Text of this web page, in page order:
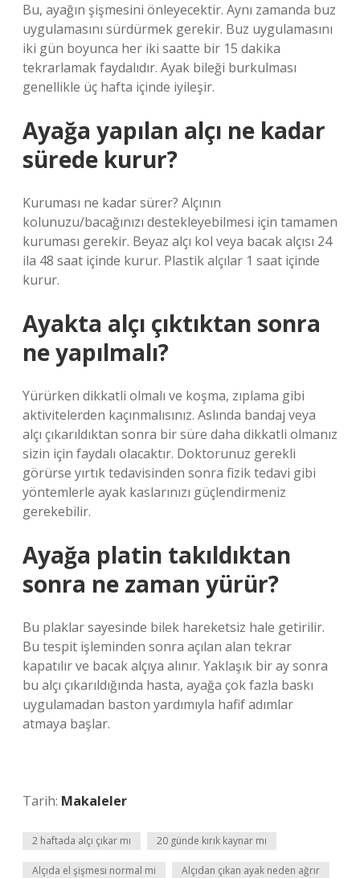
Bu, ayağın şişmesini önleyecektir. Aynı zamanda buz
uygulamasını sürdürmek gerekir. Buz uygulamasını
iki gün boyunca her iki saatte bir 15 dakika
tekrarlamak faydalıdır. Ayak bileği burkulması
genellikle üç hafta içinde iyileşir.
Ayağa yapılan alçı ne kadar
sürede kurur?
Kuruması ne kadar sürer? Alçının
kolunuzu/bacağınızı destekleyebilmesi için tamamen
kuruması gerekir. Beyaz alçı kol veya bacak alçısı 24
ila 48 saat içinde kurur. Plastik alçılar 1 saat içinde
kurur.
Ayakta alçı çıktıktan sonra
ne yapılmalı?
Yürürken dikkatli olmalı ve koşma, zıplama gibi
aktivitelerden kaçınmalısınız. Aslında bandaj veya
alçı çıkarıldıktan sonra bir süre daha dikkatli olmanız
sizin için faydalı olacaktır. Doktorunuz gerekli
görürse yırtık tedavisinden sonra fizik tedavi gibi
yöntemlerle ayak kaslarınızı güçlendirmeniz
gerekebilir.
Ayağa platin takıldıktan
sonra ne zaman yürür?
Bu plaklar sayesinde bilek hareketsiz hale getirilir.
Bu tespit işleminden sonra açılan alan tekrar
kapatılır ve bacak alçıya alınır. Yaklaşık bir ay sonra
bu alçı çıkarıldığında hasta, ayağa çok fazla baskı
uygulamadan baston yardımıyla hafif adımlar
atmaya başlar.
Tarih: Makaleler
2 haftada alçı çıkar mı 20 günde kırık kaynar mı
Alçıda el şişmesi normal mi Alçıdan çıkan ayak neden ağrır